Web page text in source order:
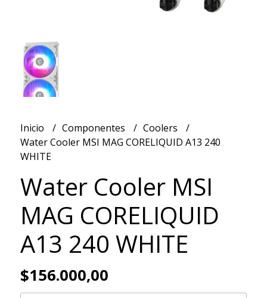
Inicio Componentes
Coolers
Water Cooler MSI MAG CORELIQUID A13 240
WHITE
Water Cooler MSI
MAG CORELIQUID
A13 240 WHITE
$156.000,00